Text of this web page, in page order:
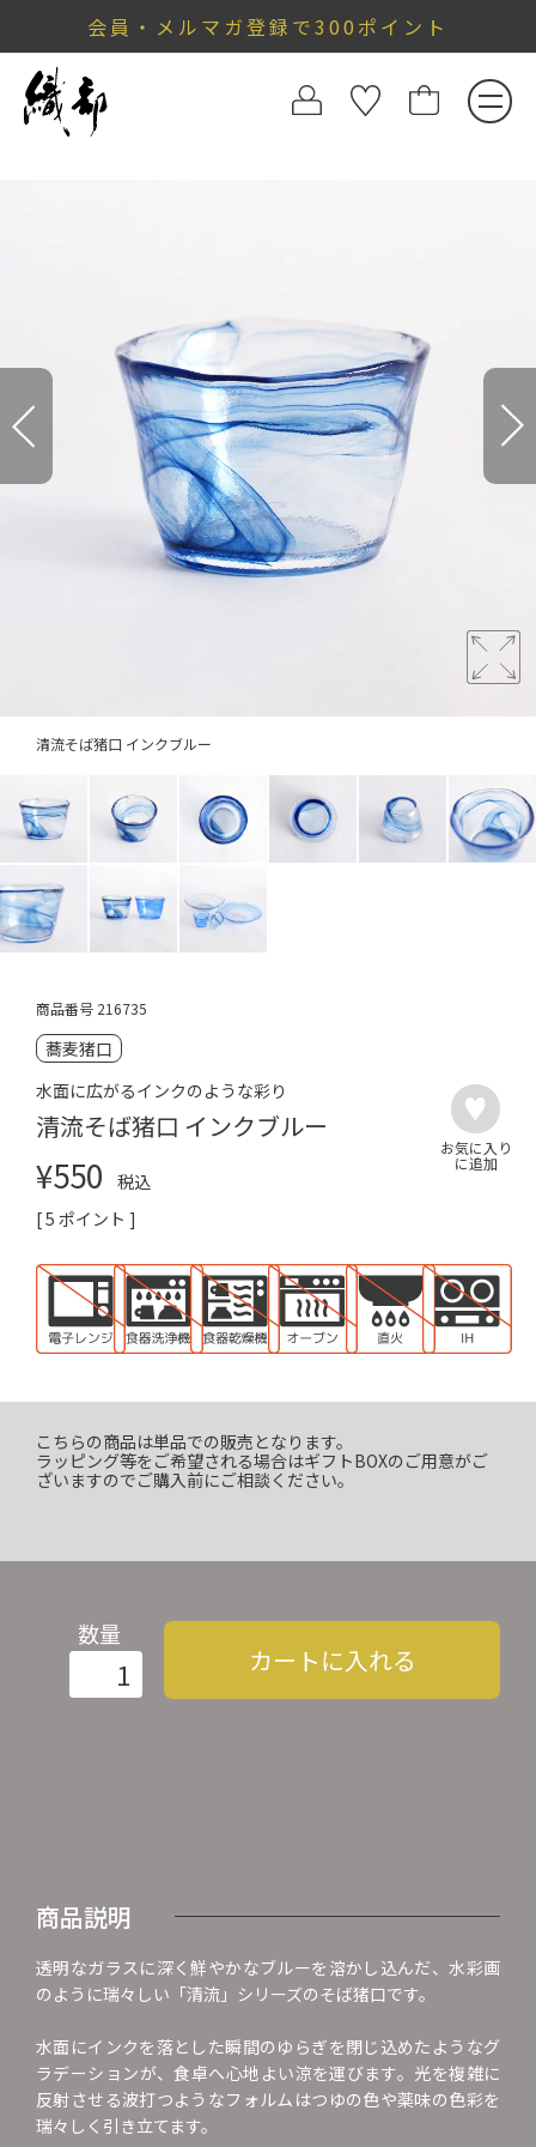
会員・メルマガ登録で300ポイント
清流そば猪口 インクブルー
商品番号 216735
蕎麦猪口
水面に広がるインクのような彩り
清流そば猪口 インクブルー
¥550
税込
[5 ポイント ]
こちらの商品は単品での販売となります。
ラッピング等をご希望される場合はギフトBOXのご用意がご
ざいますのでご購入前にご相談ください。
数量
カートに入れる
商品説明
透明なガラスに深く鮮やかなブルーを溶かし込んだ、水彩画
のように瑞々しい「清流」シリーズのそば猪口です。
水面にインクを落とした瞬間のゆらぎを閉じ込めたようなグ
ラデーションが、食卓へ心地よい涼を運びます。光を複雑に
反射させる波打つようなフォルムはつゆの色や薬味の色彩を
瑞々しく引き立てます。